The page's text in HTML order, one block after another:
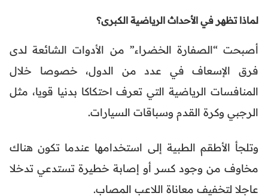
لماذا تظهر في الأحداث الرياضية الكبرى؟
أصبحت “الصفارة الخضراء” من الأدوات الشائعة لدى
فرق الإسعاف في عدد من الدول، خصوصا خلال
المنافسات الرياضية التي تعرف احتكاكا بدنيا قويا، مثل
الرجبي وكرة القدم وسباقات السيارات.
وتلجأ الأطقم الطبية إلى استخدامها عندما تكون هناك
مخاوف من وجود كسر أو إصابة خطيرة تستدعي تدخلا
عاجلا لتخفيف معاناة اللاعب المصاب.